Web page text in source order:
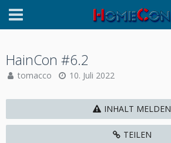
HainCon #6.2
tomacco 10. Juli 2022
INHALT MELDEN
TEILEN